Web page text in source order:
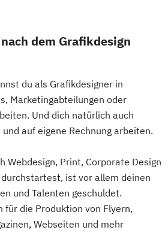
dem Grafikdesign
du als Grafikdesigner in
Marketingabteilungen oder
Und dich natürlich auch
auf eigene Rechnung arbeiten.
Webdesign, Print, Corporate Design
ist vor allem deinen
und Talenten geschuldet.
für die Produktion von Flyern,
Webseiten und mehr